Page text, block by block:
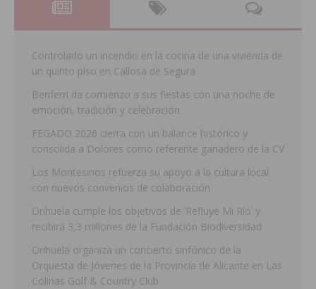
Controlado un incendio en la cocina de una vivienda de
un quinto piso en Callosa de Segura
Benferri da comienzo a sus fiestas con una noche de
emoción, tradición y celebración
FEGADO 2026 cierra con un balance histórico y
consolida a Dolores como referente ganadero de la CV
Los Montesinos refuerza su apoyo a la cultura local
con nuevos convenios de colaboración
Orihuela cumple los objetivos de ‘Refluye Mi Río’ y
recibirá 3,3 millones de la Fundación Biodiversidad
Orihuela organiza un concierto sinfónico de la
Orquesta de Jóvenes de la Provincia de Alicante en Las
Colinas Golf & Country Club